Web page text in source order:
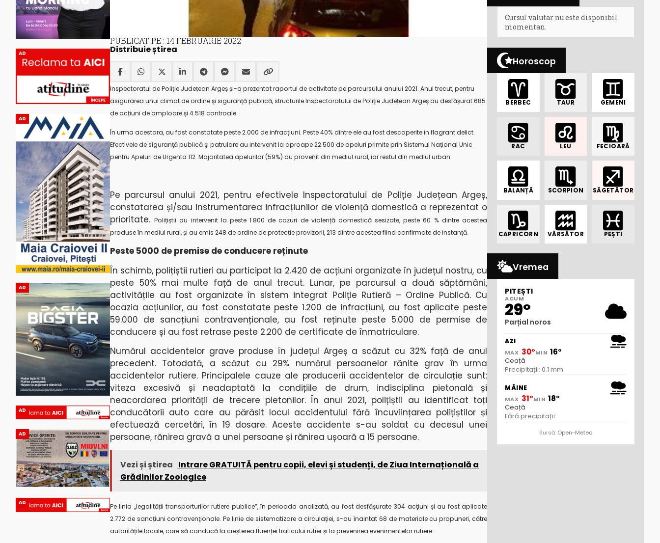
AD
AD
AD
AD
AD
AD
PUBLICAT PE : 14 FEBRUARIE 2022
Distribuie știrea
Inspectoratul de Poliție Județean Argeș și-a prezentat raportul de activitate pe parcursului anului 2021. Anul trecut, pentru
asigurarea unui climat de ordine și siguranță publică, structurile Inspectoratului de Poliție Județean Argeș au desfășurat 685
deacțiuni de amploare și 4.518 controale.
În urma acestora, au fost constatate peste 2.000 de infracțiuni. Peste 40% dintre ele au fost descoperite în flagrant delict.
Efectivele de siguranţă publică şi patrulare au intervenit la aproape 22.500 de apeluri primite prin Sistemul Național Unic
pentru Apeluri de Urgenta 112. Majoritatea apelurilor (59%) au provenit din mediul rural, iar restul din mediul urban.
Pe parcursul anului 2021, pentru efectivele Inspectoratului de Poliție Județean Argeș,
constatarea și/sau instrumentarea infracțiunilor de violență domestică a reprezentat o
prioritate.Polițiștii au intervenit la peste 1.800 de cazuri de violență domestică sesizate, peste 60 % dintre acestea
produse în mediul rural, și au emis 248 de ordine de protecție provizorii, 213 dintre acestea fiind confirmate de instanță.
Peste 5000 de premise de conducere reținute
În schimb, polițiștii rutieri au participat la 2.420 de acțiuni organizate în județul nostru, cu
peste 50% mai multe față de anul trecut. Lunar, pe parcursul a două săptămâni,
activitățile au fost organizate în sistem integrat Poliție Rutieră – Ordine Publică. Cu
ocazia acțiunilor, au fost constatate peste 1.200 de infracțiuni, au fost aplicate peste
59.000 de sancțiuni contravenționale, au fost reținute peste 5.000 de permise de
conducere și au fost retrase peste 2.200 de certificate de înmatriculare.
Numărul accidentelor grave produse în județul Argeș a scăzut cu 32% față de anul
precedent. Totodată, a scăzut cu 29% numărul persoanelor rănite grav în urma
accidentelor rutiere. Principalele cauze ale producerii accidentelor de circulație sunt:
viteza excesivă și neadaptată la condițiile de drum, indisciplina pietonală și
neacordarea priorității de trecere pietonilor. În anul 2021, polițiștii au identificat toți
conducătorii auto care au părăsit locul accidentului fără încuviințarea polițiștilor și
efectuează cercetări, în 19 dosare. Aceste accidente s-au soldat cu decesul unei
persoane, rănirea gravă a unei persoane și rănirea ușoară a 15 persoane.
Vezi și știrea Intrare GRATUITĂ pentru copii, elevi și studenți, de Ziua Internațională a
Grădinilor Zoologice
Pe linia ,,legalității transporturilor rutiere publice”, în perioada analizată, au fost desfăşurate 304 acţiuni și au fost aplicate
2.772 de sancțiuni contravenţionale. Pe linie de sistematizare a circulației, s-au înaintat 68 de materiale cu propuneri, către
autoritățile locale, care să conducă la creșterea fluenței traficului rutier și la prevenirea evenimentelor rutiere.
Cursul valutar nu este disponibil
momentan.
Horoscop
BERBEC TAUR GEMENI
RAC LEU FECIOARĂ
BALANȚĂ SCORPION SĂGETĂTOR
CAPRICORN VĂRSĂTOR PEȘTI
Vremea
PITEȘTI
ACUM
29°
Parțial noros
AZI
MAX 30°MIN 16°
Ceață
Precipitații: 0.1 mm
MÂINE
MAX 31°MIN 18°
Ceață
Fără precipitații
Sursă: Open-Meteo